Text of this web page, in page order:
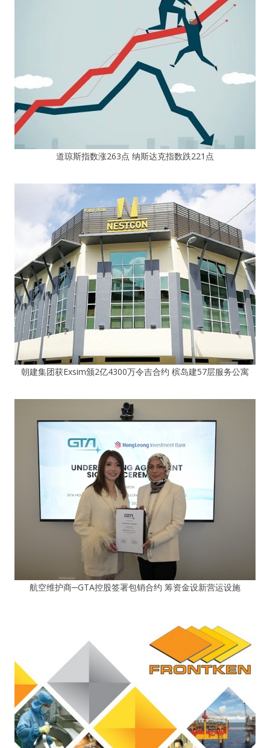
道琼斯指数涨263点 纳斯达克指数跌221点
朝建集团获Exsim颁2亿4300万令吉合约 槟岛建57层服务公寓
航空维护商─GTA控股签署包销合约 筹资金设新营运设施